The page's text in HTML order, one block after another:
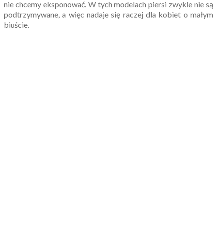
nie chcemy eksponować. W tych modelach piersi zwykle nie są
podtrzymywane, a więc nadaje się raczej dla kobiet o małym
biuście.